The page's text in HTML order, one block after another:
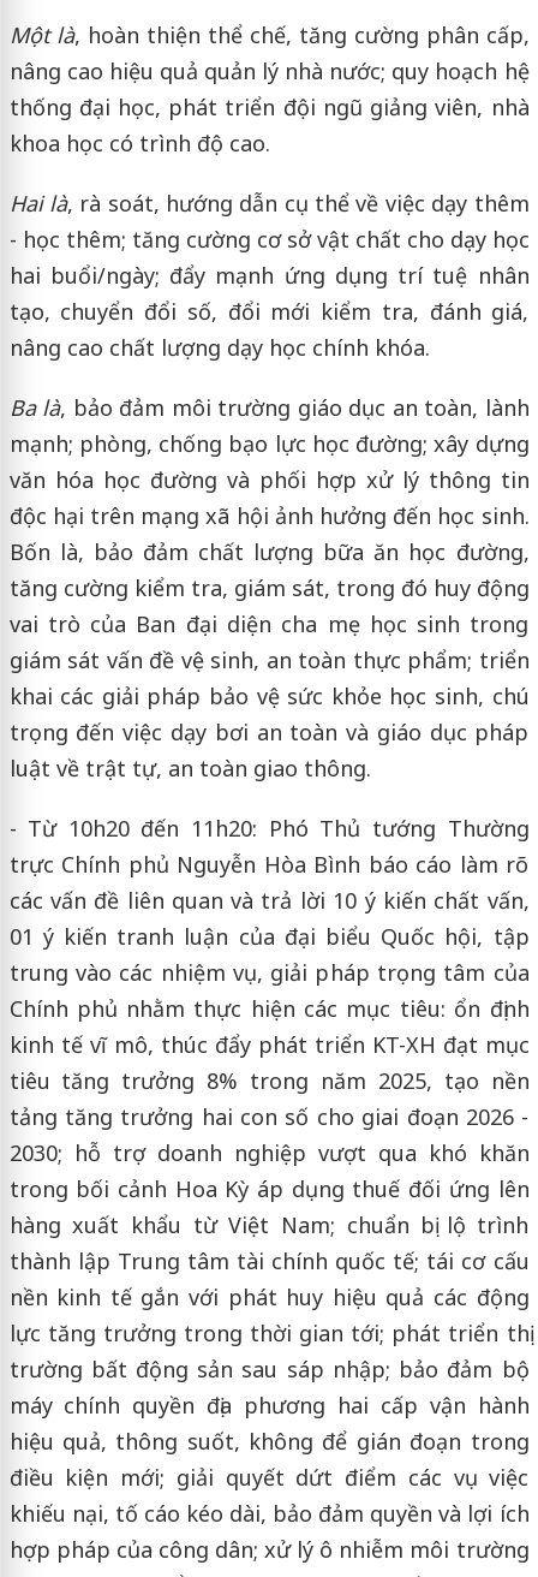
Một là, hoàn thiện thể chế, tăng cường phân cấp,
nâng cao hiệu quả quản lý nhà nước; quy hoạch hệ
thống đại học, phát triển đội ngũ giảng viên, nhà
khoa học có trình độ cao.
Hai là, rà soát, hướng dẫn cụ thể về việc dạy thêm
- học thêm; tăng cường cơ sở vật chất cho dạy học
hai buổi/ngày; đẩy mạnh ứng dụng trí tuệ nhân
tạo, chuyển đổi số, đổi mới kiểm tra, đánh giá,
nâng cao chất lượng dạy học chính khóa.
Ba là, bảo đảm môi trường giáo dục an toàn, lành
mạnh; phòng, chống bạo lực học đường; xây dựng
văn hóa học đường và phối hợp xử lý thông tin
độc hại trên mạng xã hội ảnh hưởng đến học sinh.
Bốn là, bảo đảm chất lượng bữa ăn học đường,
tăng cường kiểm tra, giám sát, trong đó huy động
vai trò của Ban đại diện cha mẹ học sinh trong
giám sát vấn đề vệ sinh, an toàn thực phẩm; triển
khai các giải pháp bảo vệ sức khỏe học sinh, chú
trọng đến việc dạy bơi an toàn và giáo dục pháp
luật về trật tự, an toàn giao thông.
- Từ 10h20 đến 11h20: Phó Thủ tướng Thường
trực Chính phủ Nguyễn Hòa Bình báo cáo làm rõ
các vấn đề liên quan và trả lời 10 ý kiến chất vấn,
01 ý kiến tranh luận của đại biểu Quốc hội, tập
trung vào các nhiệm vụ, giải pháp trọng tâm của
Chính phủ nhằm thực hiện các mục tiêu: ổn định
kinh tế vĩ mô, thúc đẩy phát triển KT-XH đạt mục
tiêu tăng trưởng 8% trong năm 2025, tạo nền
tảng tăng trưởng hai con số cho giai đoạn 2026 -
2030; hỗ trợ doanh nghiệp vượt qua khó khăn
trong bối cảnh Hoa Kỳ áp dụng thuế đối ứng lên
hàng xuất khẩu từ Việt Nam; chuẩn bị lộ trình
thành lập Trung tâm tài chính quốc tế; tái cơ cấu
nền kinh tế gắn với phát huy hiệu quả các động
lực tăng trưởng trong thời gian tới; phát triển thị
trường bất động sản sau sáp nhập; bảo đảm bộ
máy chính quyền địa phương hai cấp vận hành
hiệu quả, thông suốt, không để gián đoạn trong
điều kiện mới; giải quyết dứt điểm các vụ việc
khiếu nại, tố cáo kéo dài, bảo đảm quyền và lợi ích
hợp pháp của công dân; xử lý ô nhiễm môi trường